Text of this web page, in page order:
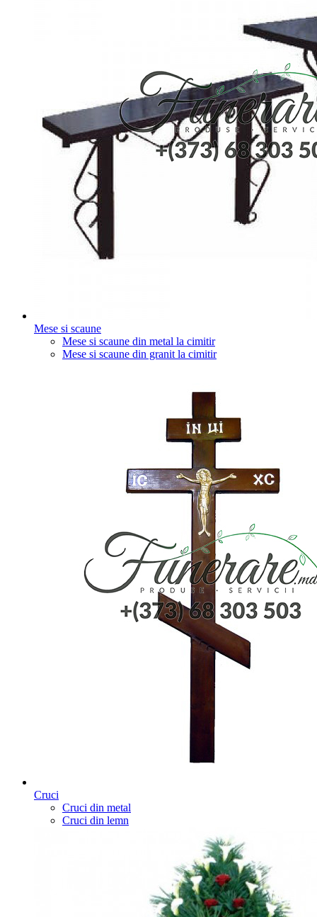
Mese si scaune
Mese si scaune din metal la cimitir
Mese si scaune din granit la cimitir
Cruci
Cruci din metal
Cruci din lemn